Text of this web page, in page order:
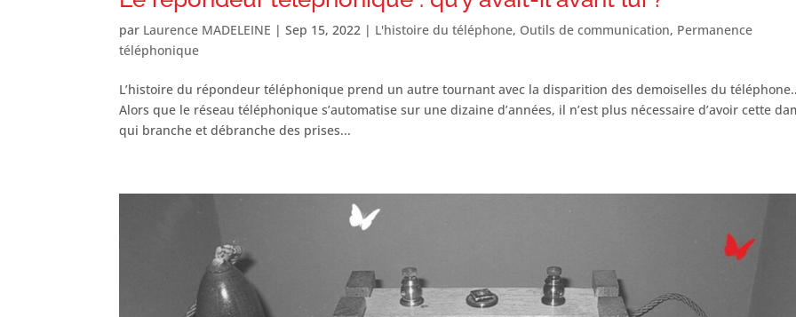
par Laurence MADELEINE |Sep 15, 2022 | L'histoire du téléphone, Outils de communication, Permanence
téléphonique
L’histoire du répondeur téléphonique prend un autre tournant avec la disparition des demoiselles du
Alors que le réseau téléphonique s’automatise sur une dizaine d’années, il n’est plus nécessaire d’avoir cette
qui branche et débranche des prises...